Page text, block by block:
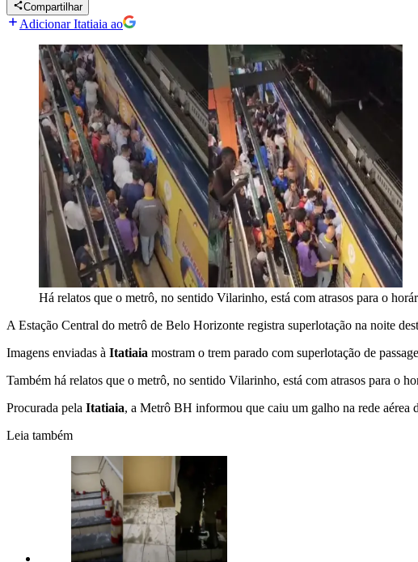
Compartilhar
Adicionar Itatiaia ao
Há relatos que o metrô, no sentido Vilarinho, está com atrasos para o
A Estação Central do metrô de Belo Horizonte registra superlotação na noite
Imagens enviadas à Itatiaia mostram o trem parado com superlotação de
Também há relatos que o metrô, no sentido Vilarinho, está com atrasos para o
Procurada pela Itatiaia, a Metrô BH informou que caiu um galho na rede aérea
Leia também